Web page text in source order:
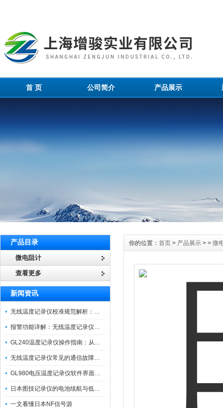
首 页 公司简介 产品展示
产品目录
微电阻计
查看更多
新闻资讯
无线温度记录仪校准规范解析：从多点比对到不确定度评定的实操流程
报警功能详解：无线温度记录仪的阈值设定与通知机制
GL240温度记录仪操作指南：从开箱、接线到数据导出的标准化流程
无线温度记录仪常见的通信故障诊断与排除指南
GL980电压温度记录仪软件界面功能与使用技巧
日本图技记录仪的电池续航与低功耗模式适用场景分析
一文看懂日本NF信号源
你的位置： 首页 > 产品展示 > > 微